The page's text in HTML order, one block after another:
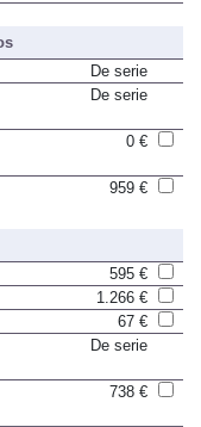
De serie
De serie
0 €
959 €
595 €
1.266 €
67 €
De serie
738 €